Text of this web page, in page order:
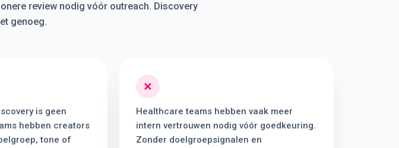
review nodig vóór outreach. Discovery
genoeg.
is geen
hebben creators
tone of
✕
Healthcare teams hebben vaak meer
intern vertrouwen nodig vóór goedkeuring.
Zonder doelgroepsignalen en